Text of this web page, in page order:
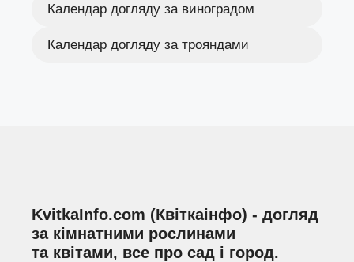
Календар догляду за виноградом
Календар догляду за трояндами
KvitkaInfo.com (Квіткаінфо) - догляд
за кімнатними рослинами
та квітами, все про сад і город.